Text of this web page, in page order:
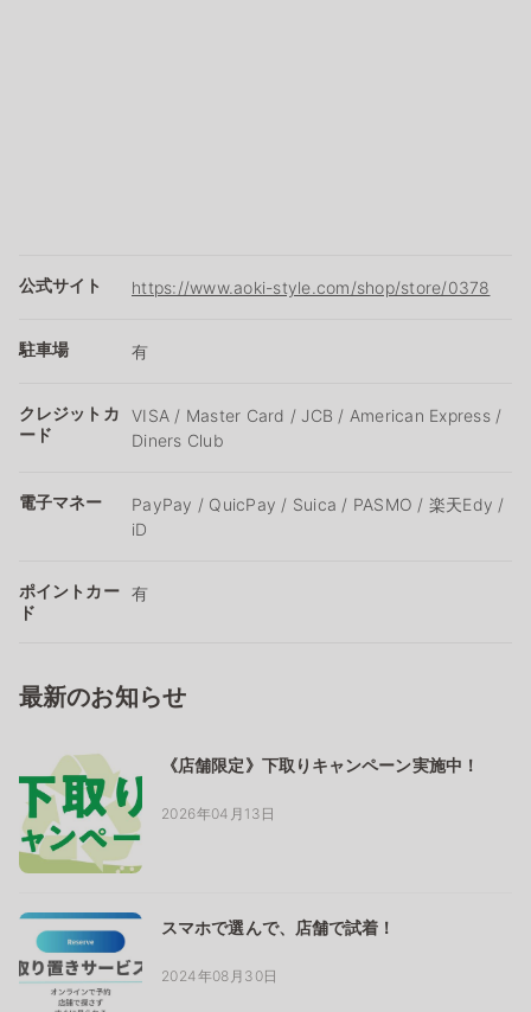
公式サイト https://www.aoki-style.com/shop/store/0378
駐車場 有
クレジットカ
ード
VISA / Master Card / JCB / American Express /
Diners Club
電子マネー
PayPay / QuicPay / Suica / PASMO / 楽天Edy /
iD
ポイントカー
ド
有
最新のお知らせ
《店舗限定》下取りキャンペーン実施中！
2026年04月13日
スマホで選んで、店舗で試着！
2024年08月30日